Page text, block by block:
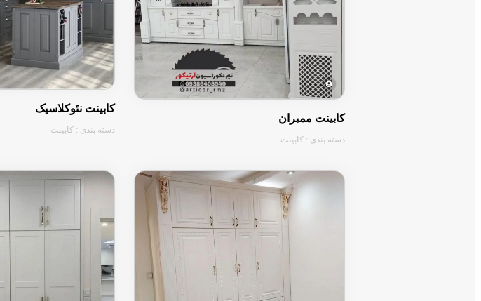
کابینت ممبران
دسته بندی : کابینت
کابینت نئوکلاسیک
دسته بندی : کابینت